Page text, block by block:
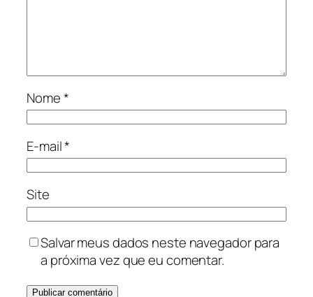
Nome*
E-mail*
Site
Salvar meus dados neste navegador para
a próxima vez que eu comentar.